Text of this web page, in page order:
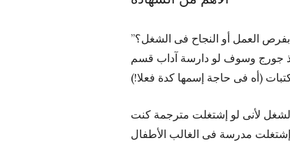
العمل أو النجاح فى الشغل؟”
جورج وسوف لو دارسة آداب قسم
(أه فى حاجة إسمها كدة فعلا!)
لأنى لو إشتغلت مترجمة كنت
مدرسة فى الغالب الأطفال